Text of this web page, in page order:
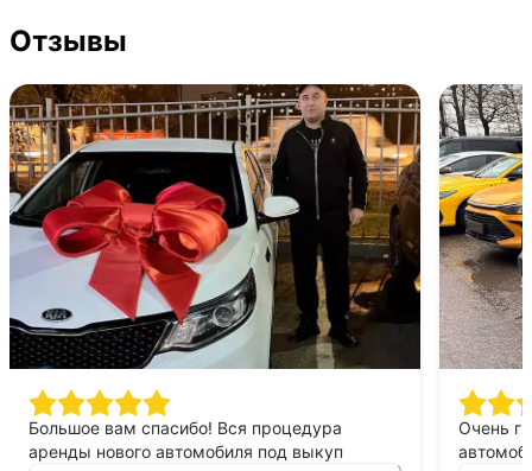
Отзывы
Большое вам спасибо! Вся процедура
аренды нового автомобиля под выкуп
Очень